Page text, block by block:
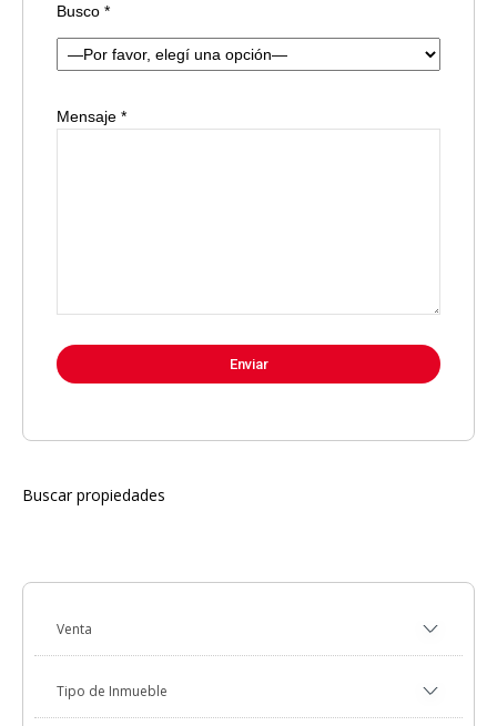
Busco *
Mensaje *
Buscar propiedades